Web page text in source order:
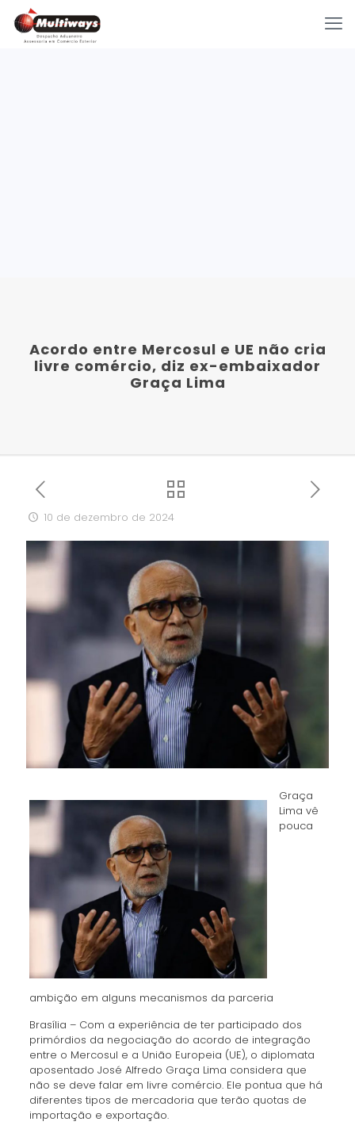
Acordo entre Mercosul e UE não cria
livre comércio, diz ex-embaixador
Graça Lima
10 de dezembro de 2024
Graça
Lima vê
pouca
ambição em alguns mecanismos da parceria
Brasília – Com a experiência de ter participado dos
primórdios da negociação do acordo de integração
entre o Mercosul e a União Europeia (UE), o diplomata
aposentado José Alfredo Graça Lima considera que
não se deve falar em livre comércio. Ele pontua que há
diferentes tipos de mercadoria que terão quotas de
importação e exportação.